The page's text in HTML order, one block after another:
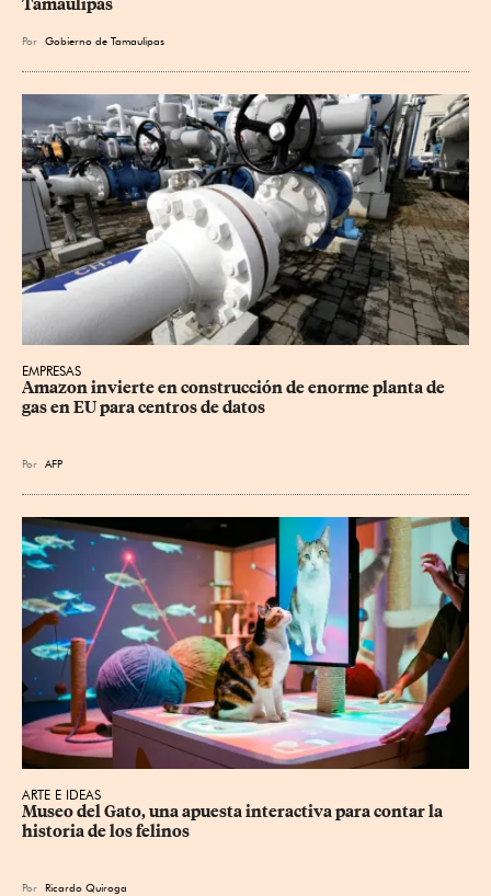
Tamaulipas
Por Gobierno de Tamaulipas
EMPRESAS
Amazon invierte en construcción de enorme planta de
gas en EU para centros de datos
Por AFP
ARTE E IDEAS
Museo del Gato, una apuesta interactiva para contar la
historia de los felinos
Por Ricardo Quiroga